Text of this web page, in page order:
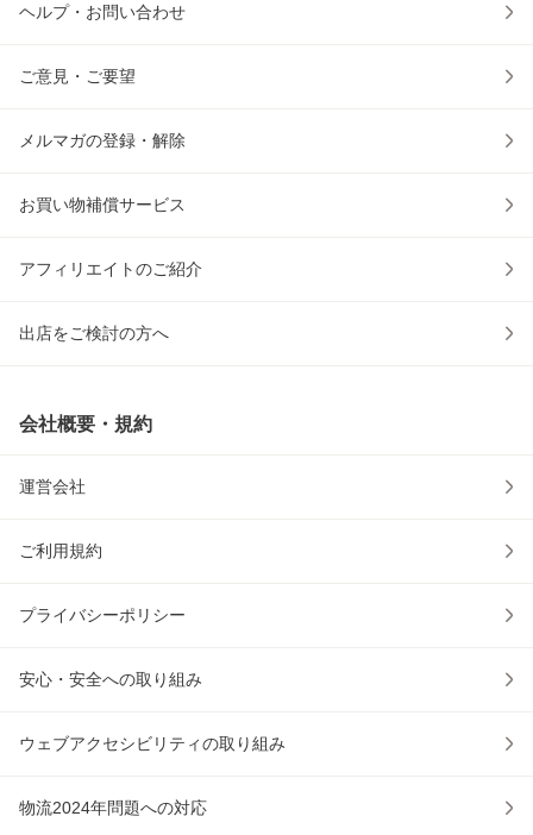
ヘルプ・お問い合わせ
ご意見・ご要望
メルマガの登録・解除
お買い物補償サービス
アフィリエイトのご紹介
出店をご検討の方へ
会社概要・規約
運営会社
ご利用規約
プライバシーポリシー
安心・安全への取り組み
ウェブアクセシビリティの取り組み
物流2024年問題への対応